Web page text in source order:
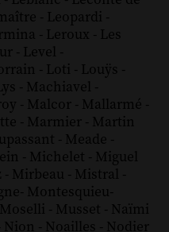
- Leopardi -
- Leroux - Les
- Level -
- Loti - Louÿs -
- Machiavel -
- Malcor - Mallarmé -
- Marmier - Martin
- Meade -
- Michelet - Miguel
- Mirbeau - Mistral -
- Montesquieu-
Moselli - Musset - Naïmi
Nion - Noailles - Nodier